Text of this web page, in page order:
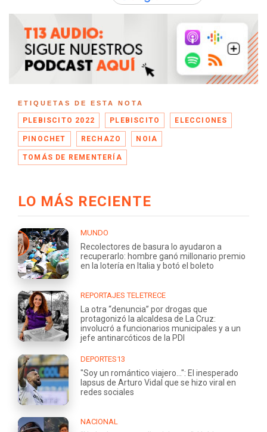
ETIQUETAS DE ESTA NOTA
PLEBISCITO 2022 PLEBISCITO ELECCIONES
PINOCHET RECHAZO NOIA
TOMÁS DE REMENTERÍA
LO MÁS RECIENTE
MUNDO
Recolectores de basura lo ayudaron a
recuperarlo: hombre ganó millonario premio
en la lotería en Italia y botó el boleto
REPORTAJES TELETRECE
La otra “denuncia” por drogas que
protagonizó la alcaldesa de La Cruz:
involucró a funcionarios municipales y a un
jefe antinarcóticos de la PDI
DEPORTES13
"Soy un romántico viajero...": El inesperado
lapsus de Arturo Vidal que se hizo viral en
redes sociales
NACIONAL